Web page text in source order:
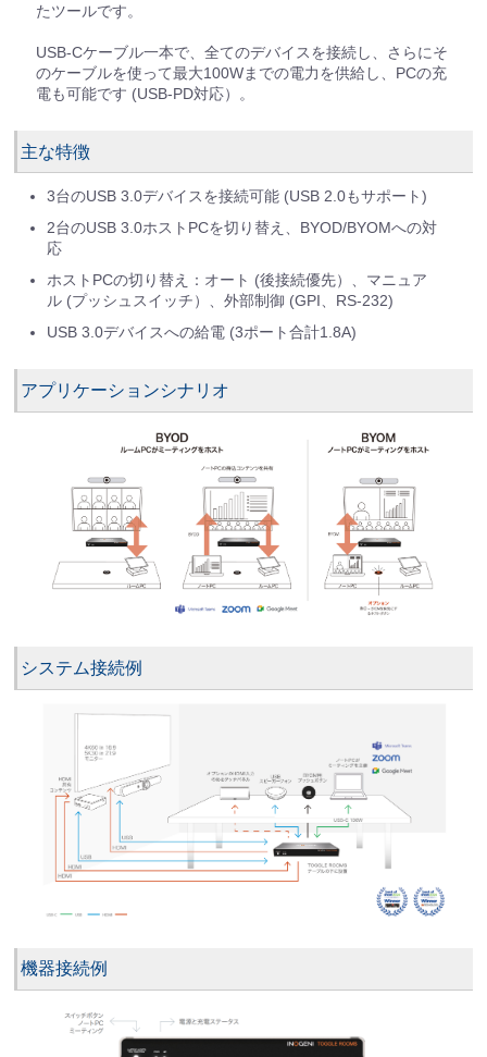
たツールです。
USB-Cケーブル一本で、全てのデバイスを接続し、さらにそ
のケーブルを使って最大100Wまでの電力を供給し、PCの充
電も可能です (USB-PD対応）。
主な特徴
3台のUSB 3.0デバイスを接続可能 (USB 2.0もサポート)
2台のUSB 3.0ホストPCを切り替え、BYOD/BYOMへの対
応
ホストPCの切り替え：オート (後接続優先）、マニュア
ル (プッシュスイッチ）、外部制御 (GPI、RS-232)
USB 3.0デバイスへの給電 (3ポート合計1.8A)
アプリケーションシナリオ
システム接続例
機器接続例